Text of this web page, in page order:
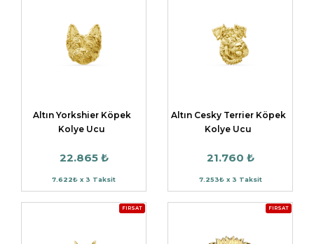
Altın Yorkshier Köpek
Kolye Ucu
22.865 ₺
7.622₺ x 3 Taksit
Altın Cesky Terrier Köpek
Kolye Ucu
21.760 ₺
7.253₺ x 3 Taksit
FIRSAT FIRSAT